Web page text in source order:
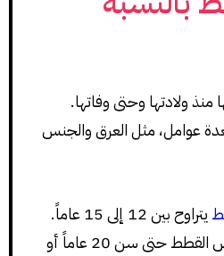
ولادتها وحتى وفاتها.
عوامل، مثل العرق والجنس
يتراوح بين 12 إلى 15 عاماً.
ومع ذلك، يمكن أن تعيش القطط حتى سن 20 عاماً أو